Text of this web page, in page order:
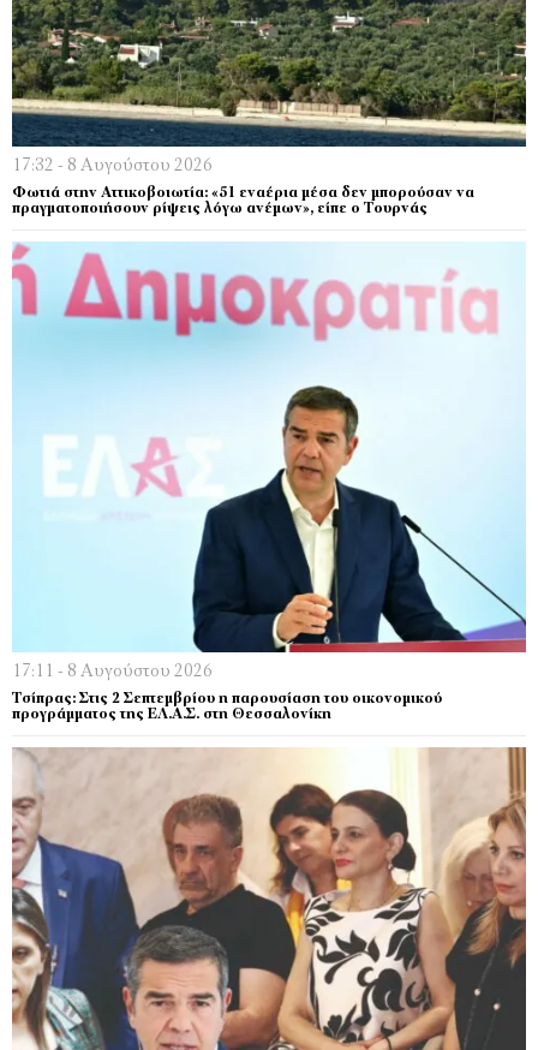
17:32 - 8 Αυγούστου 2026
Φωτιά στην Αττικοβοιωτία: «51 εναέρια μέσα δεν μπορούσαν να
πραγματοποιήσουν ρίψεις λόγω ανέμων», είπε ο Τουρνάς
17:11 - 8 Αυγούστου 2026
Τσίπρας: Στις 2 Σεπτεμβρίου η παρουσίαση του οικονομικού
προγράμματος της ΕΛ.Α.Σ. στη Θεσσαλονίκη